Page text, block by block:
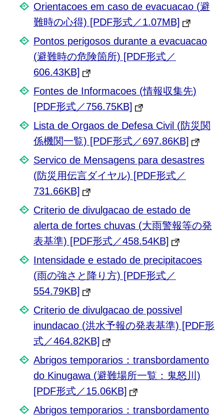
Orientacoes em caso de evacuacao (避
難時の心得) [PDF形式／1.07MB]
Pontos perigosos durante a evacuacao
(避難時の危険箇所) [PDF形式／
606.43KB]
Fontes de Informacoes (情報収集先)
[PDF形式／756.75KB]
Lista de Orgaos de Defesa Civil (防災関
係機関一覧) [PDF形式／697.86KB]
Servico de Mensagens para desastres
(防災用伝言ダイヤル) [PDF形式／
731.66KB]
Criterio de divulgacao de estado de
alerta de fortes chuvas (大雨警報等の発
表基準) [PDF形式／458.54KB]
Intensidade e estado de precipitacoes
(雨の強さと降り方) [PDF形式／
554.79KB]
Criterio de divulgacao de possivel
inundacao (洪水予報の発表基準) [PDF形
式／464.82KB]
Abrigos temporarios：transbordamento
do Kinugawa (避難場所一覧：鬼怒川)
[PDF形式／15.06KB]
Abrigos temporarios：transbordamento